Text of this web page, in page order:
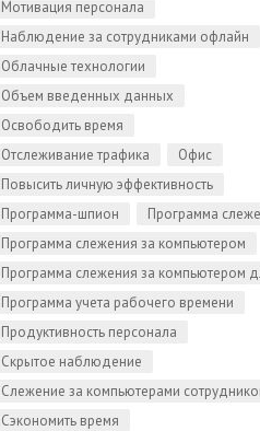
Мотивация персонала
Наблюдение за сотрудниками офлайн
Облачные технологии
Объем введенных данных
Освободить время
Отслеживание трафика
Офис
Повысить личную эффективность
Программа-шпион
Программа
Программа слежения за компьютером
Программа слежения за компьютером
Linux
Программа учета рабочего времени
Продуктивность персонала
Скрытое наблюдение
Слежение за компьютерами
Сэкономить время